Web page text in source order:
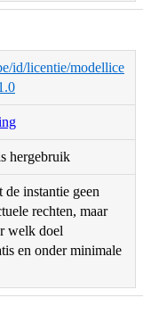
id/licentie/modellice
hergebruik
instantie geen
rechten, maar
welk doel
en onder minimale